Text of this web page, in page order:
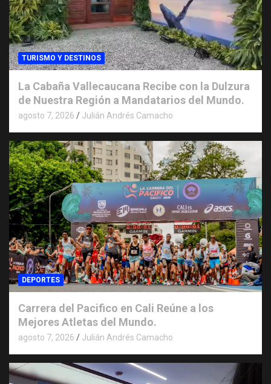
TURISMO Y DESTINOS
La Cabaña Vallecaucana Recibe con la Dulzura
de Nuestra Región a Mandatarios del Mundo.
agosto 7, 2026 Julián Andrés Camacho
DEPORTES
Carrera del Pacifico en Cali Reúne a los
Mejores Atletas del Mundo.
agosto 7, 2026 Julián Andrés Camacho